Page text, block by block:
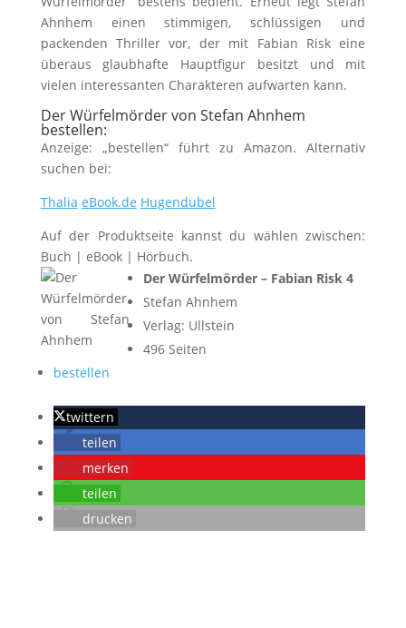
Ahnhem einen stimmigen, schlüssigen und
packenden Thriller vor, der mit Fabian Risk eine
überaus glaubhafte Hauptfigur besitzt und mit
vielen interessanten Charakteren aufwarten kann.
Der Würfelmörder von Stefan Ahnhem
bestellen:
Anzeige: „bestellen“ führt zu Amazon. Alternativ
suchen bei:
Thalia eBook.de Hugendubel
Auf der Produktseite kannst du wählen zwischen:
Buch | eBook | Hörbuch.
Der Würfelmörder – Fabian Risk 4
Stefan Ahnhem
Verlag: Ullstein
496 Seiten
bestellen
twittern
teilen
merken
teilen
drucken